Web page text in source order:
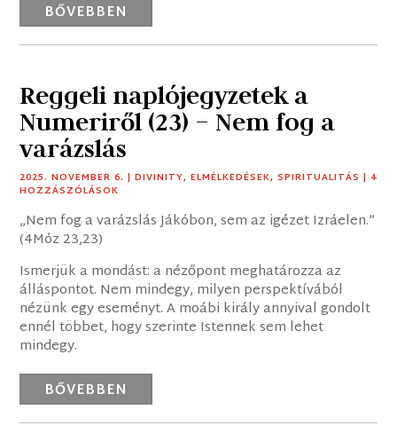
BŐVEBBEN
Reggeli naplójegyzetek a
Numeriről (23) – Nem fog a
varázslás
2025. NOVEMBER 6. |DIVINITY,ELMÉLKEDÉSEK,SPIRITUALITÁS | 4
HOZZÁSZÓLÁSOK
„Nem fog a varázslás Jákóbon, sem az igézet Izráelen.”
(4Móz 23,23)
Ismerjük a mondást: a nézőpont meghatározza az
álláspontot. Nem mindegy, milyen perspektívából
nézünk egy eseményt. A moábi király annyival gondolt
ennél többet, hogy szerinte Istennek sem lehet
mindegy.
BŐVEBBEN